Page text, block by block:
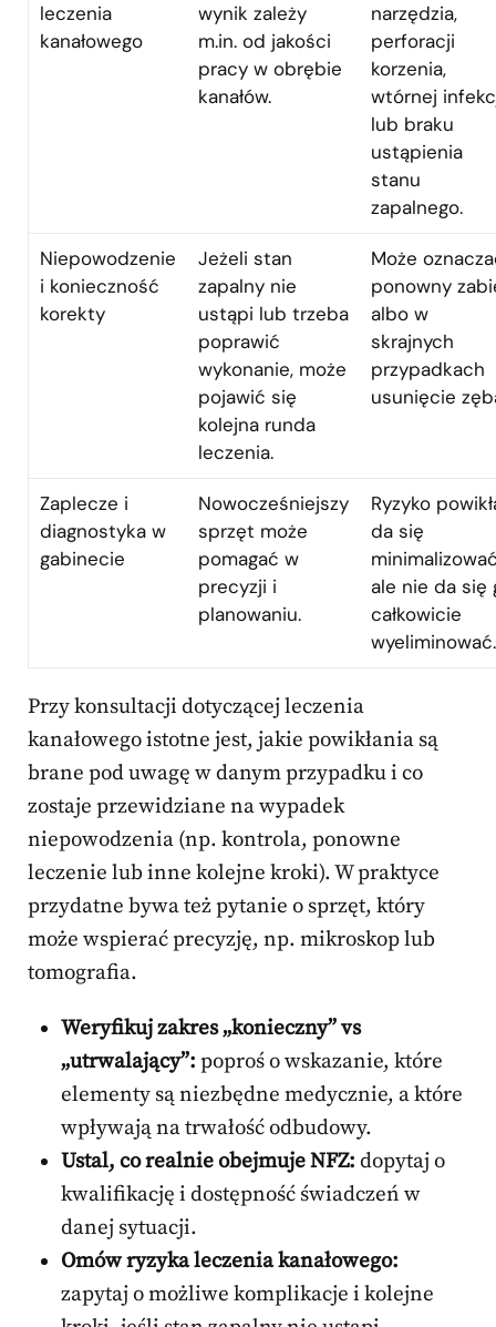
leczenia
kanałowego
wynik zależy
m.in. od jakości
pracy w obrębie
kanałów.
narzędzia,
perforacji
korzenia,
wtórnej
lub braku
ustąpienia
stanu
zapalnego.
Niepowodzenie
i konieczność
korekty
Jeżeli stan
zapalny nie
ustąpi lub trzeba
poprawić
wykonanie, może
pojawić się
kolejna runda
leczenia.
Może
ponowny
albo w
skrajnych
przypadkach
usunięcie
Zaplecze i
diagnostyka w
gabinecie
Nowocześniejszy
sprzęt może
pomagać w
precyzji i
planowaniu.
Ryzyko
da się
ale nie da się
całkowicie
wyeliminować.
Przy konsultacji dotyczącej leczenia
kanałowego istotne jest, jakie powikłania są
brane pod uwagę w danym przypadku i co
zostaje przewidziane na wypadek
niepowodzenia (np. kontrola, ponowne
leczenie lub inne kolejne kroki). W praktyce
przydatne bywa też pytanie o sprzęt, który
może wspierać precyzję, np. mikroskop lub
tomografia.
Weryfikuj zakres „konieczny” vs
„utrwalający”: poproś o wskazanie, które
elementy są niezbędne medycznie, a które
wpływają na trwałość odbudowy.
Ustal, co realnie obejmuje NFZ: dopytaj o
kwalifikację i dostępność świadczeń w
danej sytuacji.
Omów ryzyka leczenia kanałowego:
zapytaj o możliwe komplikacje i kolejne